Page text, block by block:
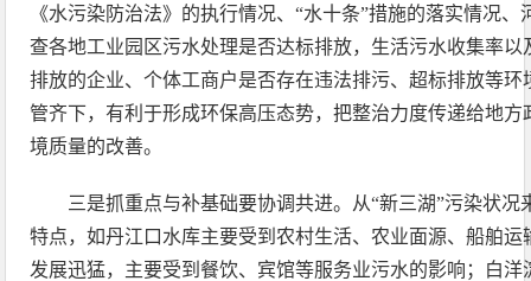
《水污染防治法》的执行情况、“水十条”措施的落实情况
查各地工业园区污水处理是否达标排放，生活污水收集率
排放的企业、个体工商户是否存在违法排污、超标排放等
管齐下，有利于形成环保高压态势，把整治力度传递给地
境质量的改善。
三是抓重点与补基础要协调共进。从“新三湖”污染状
特点，如丹江口水库主要受到农村生活、农业面源、船舶
发展迅猛，主要受到餐饮、宾馆等服务业污水的影响；白